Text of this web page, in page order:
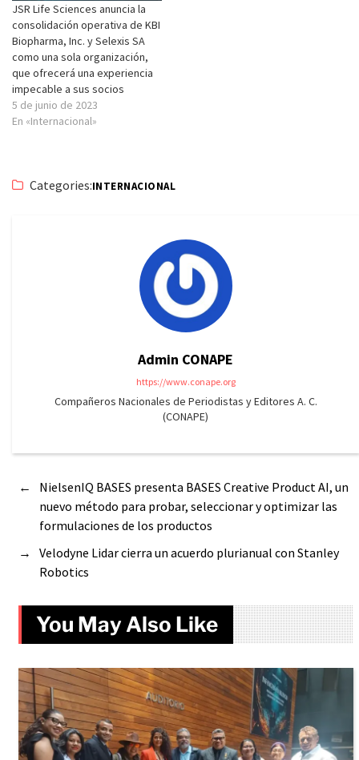
JSR Life Sciences anuncia la
consolidación operativa de KBI
Biopharma, Inc. y Selexis SA
como una sola organización,
que ofrecerá una experiencia
impecable a sus socios
5 de junio de 2023
En «Internacional»
Categories:INTERNACIONAL
Admin CONAPE
https://www.conape.org
Compañeros Nacionales de Periodistas y Editores A. C.
(CONAPE)
←
NielsenIQ BASES presenta BASES Creative Product AI, un
nuevo método para probar, seleccionar y optimizar las
formulaciones de los productos
→
Velodyne Lidar cierra un acuerdo plurianual con Stanley
Robotics
You May Also Like